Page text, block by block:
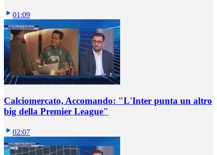
01:09
Calciomercato, Accomando: "L'Inter punta un altro
big della Premier League"
02:07